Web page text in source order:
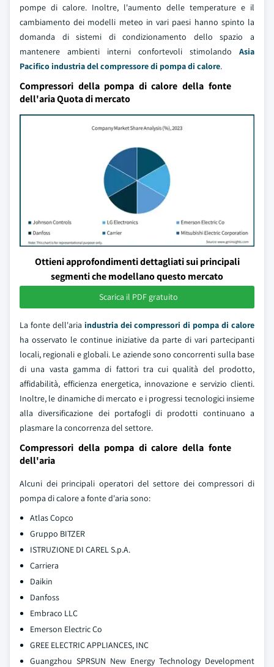
pompe di calore. Inoltre, l'aumento delle temperature e il
cambiamento dei modelli meteo in vari paesi hanno spinto la
domanda di sistemi di condizionamento dello spazio a
mantenere ambienti interni confortevoli stimolando Asia
Pacifico industria del compressore di pompa di calore.
Compressori della pompa di calore della fonte
dell'aria Quota di mercato
Ottieni approfondimenti dettagliati sui principali
segmenti che modellano questo mercato
Scarica il PDF gratuito
La fonte dell'aria industria dei compressori di pompa di calore
ha osservato le continue iniziative da parte di vari partecipanti
locali, regionali e globali. Le aziende sono concorrenti sulla base
di una vasta gamma di fattori tra cui qualità del prodotto,
affidabilità, efficienza energetica, innovazione e servizio clienti.
Inoltre, le dinamiche di mercato e i progressi tecnologici insieme
alla diversificazione dei portafogli di prodotti continuano a
plasmare la concorrenza del settore.
Compressori della pompa di calore della fonte
dell'aria
Alcuni dei principali operatori del settore dei compressori di
pompa di calore a fonte d'aria sono:
Atlas Copco
Gruppo BITZER
ISTRUZIONE DI CAREL S.p.A.
Carriera
Daikin
Danfoss
Embraco LLC
Emerson Electric Co
GREE ELECTRIC APPLIANCES, INC
Guangzhou SPRSUN New Energy Technology Development